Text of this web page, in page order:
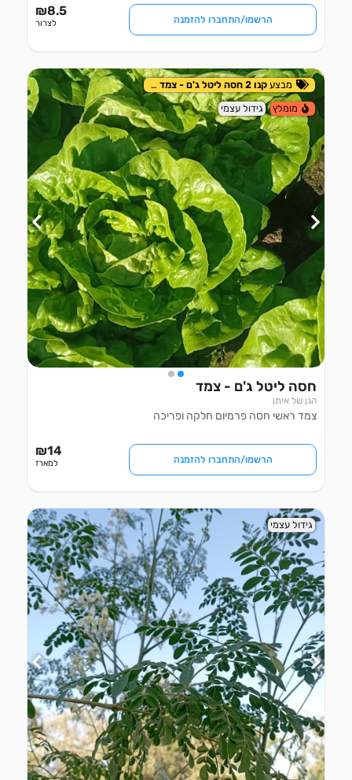
הרשמו/התחברו להזמנה
₪8.5
לצרור
מבצע קנו 2 חסה ליטל ג'ם - צמד ב- ₪16
מומלץ
גידול עצמי
חסה ליטל ג'ם - צמד
הגן של איתן
צמד ראשי חסה פרמיום חלקה ופריכה
הרשמו/התחברו להזמנה
₪14
למארז
גידול עצמי